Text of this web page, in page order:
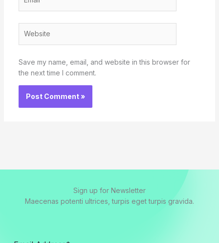
Save my name, email, and website in this browser for
the next time I comment.
Sign up for Newsletter
Maecenas potenti ultrices, turpis eget turpis gravida.